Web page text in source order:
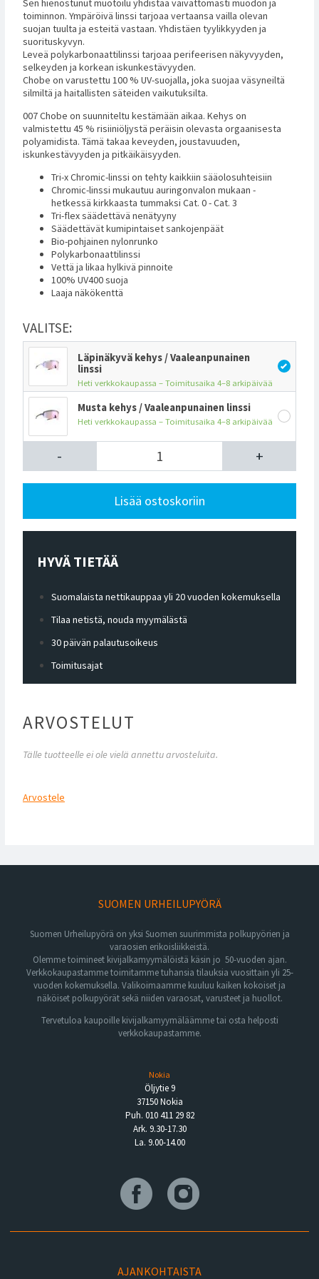
toiminnon. Ympäröivä linssi tarjoaa vertaansa vailla olevan
suojan tuulta ja esteitä vastaan. Yhdistäen tyylikkyyden ja
suorituskyvyn.
Leveä polykarbonaattilinssi tarjoaa perifeerisen näkyvyyden,
selkeyden ja korkean iskunkestävyyden.
Chobe on varustettu 100 % UV-suojalla, joka suojaa väsyneiltä
silmiltä ja haitallisten säteiden vaikutuksilta.
007 Chobe on suunniteltu kestämään aikaa. Kehys on
valmistettu 45 % risiiniöljystä peräisin olevasta orgaanisesta
polyamidista. Tämä takaa keveyden, joustavuuden,
iskunkestävyyden ja pitkäikäisyyden.
Tri-x Chromic-linssi on tehty kaikkiin sääolosuhteisiin
Chromic-linssi mukautuu auringonvalon mukaan -
hetkessä kirkkaasta tummaksi Cat. 0 - Cat. 3
Tri-flex säädettävä nenätyyny
Säädettävät kumipintaiset sankojenpäät
Bio-pohjainen nylonrunko
Polykarbonaattilinssi
Vettä ja likaa hylkivä pinnoite
100% UV400 suoja
Laaja näkökenttä
VALITSE:
Läpinäkyvä kehys / Vaaleanpunainen
linssi
Heti verkkokaupassa – Toimitusaika 4–8 arkipäivää
Musta kehys / Vaaleanpunainen linssi
Heti verkkokaupassa – Toimitusaika 4–8 arkipäivää
- +
Lisää ostoskoriin
HYVÄ TIETÄÄ
Suomalaista nettikauppaa yli 20 vuoden kokemuksella
Tilaa netistä, nouda myymälästä
30 päivän palautusoikeus
Toimitusajat
ARVOSTELUT
Tälle tuotteelle ei ole vielä annettu arvosteluita.
Arvostele
SUOMEN URHEILUPYÖRÄ
Suomen Urheilupyörä on yksi Suomen suurimmista polkupyörien ja
varaosien erikoisliikkeistä.
Olemme toimineet kivijalkamyymälöistä käsin jo 50-vuoden ajan.
Verkkokaupastamme toimitamme tuhansia tilauksia vuosittain yli 25-
vuoden kokemuksella. Valikoimaamme kuuluu kaiken kokoiset ja
näköiset polkupyörät sekä niiden varaosat, varusteet ja huollot.
Tervetuloa kaupoille kivijalkamyymäläämme tai osta helposti
verkkokaupastamme.
Nokia
Öljytie 9
37150 Nokia
Puh. 010 411 29 82
Ark. 9.30-17.30
La. 9.00-14.00
AJANKOHTAISTA